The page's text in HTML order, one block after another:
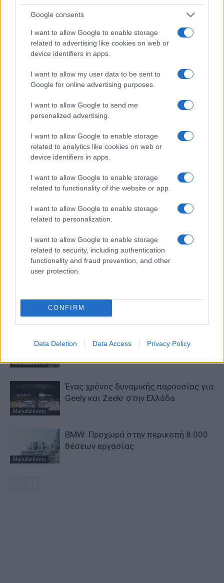
Google consents
I want to allow Google to enable storage
related to advertising like cookies on web or
device identifiers in apps.
I want to allow my user data to be sent to
Google for online advertising purposes.
I want to allow Google to send me
personalized advertising.
I want to allow Google to enable storage
related to analytics like cookies on web or
device identifiers in apps.
I want to allow Google to enable storage
related to functionality of the website or app.
I want to allow Google to enable storage
related to personalization.
I want to allow Google to enable storage
related to security, including authentication
functionality and fraud prevention, and other
user protection.
CONFIRM
Data Deletion Data Access Privacy Policy
Προηγούμενο άρθρο
ACEA: Ουσιαστικά κίνητρα το
«κλειδί» για το CO2
Επόμενο άρθρο
DS Smith – Jaguar Land Rover:
Επέκταση της συνεργασίας
ΠΑΡΟΜΟΙΑ ΑΡΘΡΑ
Manufacturers
Η Chery επενδύει 75 εκατ. δολάρια
στην KG Mobility
VW: Η δύσκολη εξίσωση της
αναδιάρθρωσης
Manufacturers
Κινέζων στις ΗΠΑ
Manufacturers
BMW Group: Δύσκολο β’ τρίμηνο εν
μέσω έντονου ανταγωνισμού
Manufacturers
Ένας χρόνος δυναμικής παρουσίας για
Geely και Zeekr στην Ελλάδα
Manufacturers
BMW: Προχωρά στην περικοπή 8.000
θέσεων εργασίας